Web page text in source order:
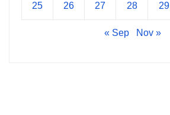
25 26 27 28 29
« Sep Nov »